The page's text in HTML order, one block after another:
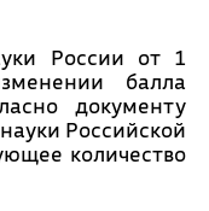
России от 1
балла
документу
Российской
количество